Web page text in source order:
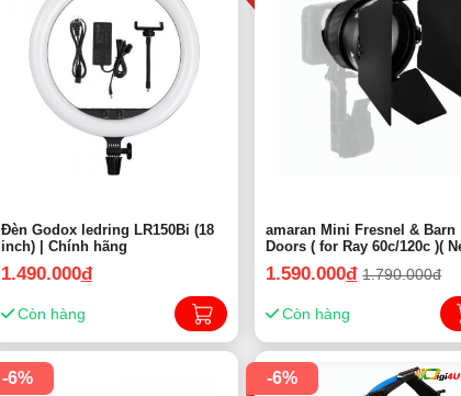
Đèn Godox ledring LR150Bi (18
inch) | Chính hãng
1.490.000đ
Còn hàng
amaran Mini Fresnel & Barn
Doors ( for Ray 60c/120c )(
1.590.000đ 1.790.000đ
Còn hàng
-6% -6%